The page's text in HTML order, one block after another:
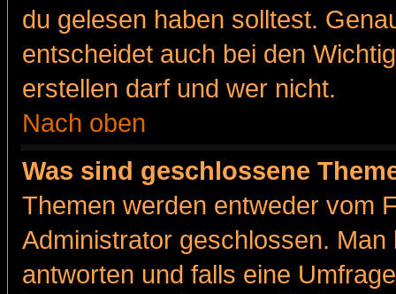
du gelesen haben solltest.
entscheidet auch bei den
erstellen darf und wer nicht.
Nach oben
Was sind geschlossene
Themen werden entweder vom
Administrator geschlossen.
antworten und falls eine